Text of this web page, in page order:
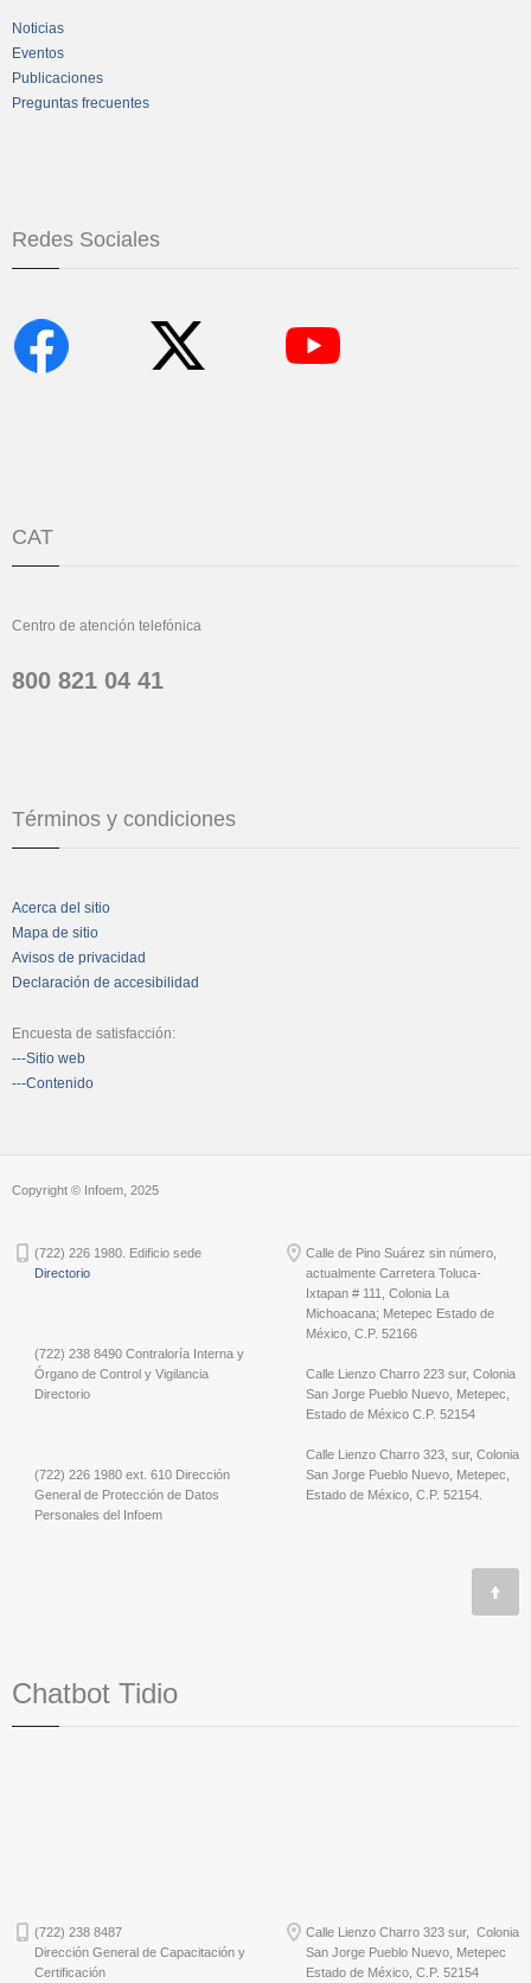
Noticias
Eventos
Publicaciones
Preguntas frecuentes
Redes Sociales
CAT
Centro de atención telefónica
800 821 04 41
Términos y condiciones
Acerca del sitio
Mapa de sitio
Avisos de privacidad
Declaración de accesibilidad
Encuesta de satisfacción:
---Sitio web
---Contenido
Copyright © Infoem, 2025
(722) 226 1980. Edificio sede
Directorio
(722) 238 8490 Contraloría Interna y
Órgano de Control y Vigilancia
Directorio
(722) 226 1980 ext. 610 Dirección
General de Protección de Datos
Personales del Infoem
Calle de Pino Suárez sin número,
actualmente Carretera Toluca-
Ixtapan # 111, Colonia La
Michoacana; Metepec Estado de
México, C.P. 52166
Calle Lienzo Charro 223 sur, Colonia
San Jorge Pueblo Nuevo, Metepec,
Estado de México C.P. 52154
Calle Lienzo Charro 323, sur, Colonia
San Jorge Pueblo Nuevo, Metepec,
Estado de México, C.P. 52154.
Chatbot Tidio
(722) 238 8487
Dirección General de Capacitación y
Certificación
Calle Lienzo Charro 323 sur, Colonia
San Jorge Pueblo Nuevo, Metepec
Estado de México, C.P. 52154